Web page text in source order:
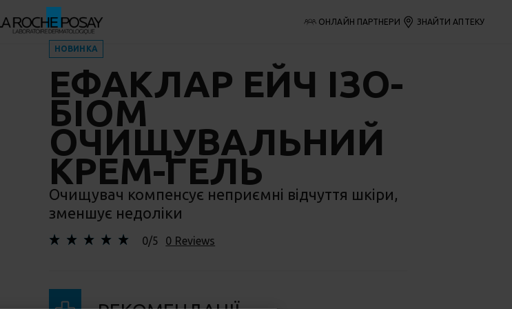
ОНЛАЙН ПАРТНЕРИ ЗНАЙТИ АПТЕКУ
НОВИНКА
ЕФАКЛАР ЕЙЧ ІЗО-
БІОМ
ОЧИЩУВАЛЬНИЙ
КРЕМ-ГЕЛЬ
Очищувач компенсує неприємні відчуття шкіри,
зменшує недоліки
0/5 0 Reviews